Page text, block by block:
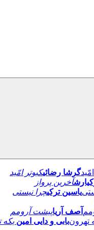
گرشا رضائیکبوتر امّید
کیارشآخرین پرواز
یاسین ترکیچرا نیستی
آصف آریاپیشت آرومم
بابی و دایی امین یکه